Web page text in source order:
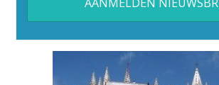
Alternative: